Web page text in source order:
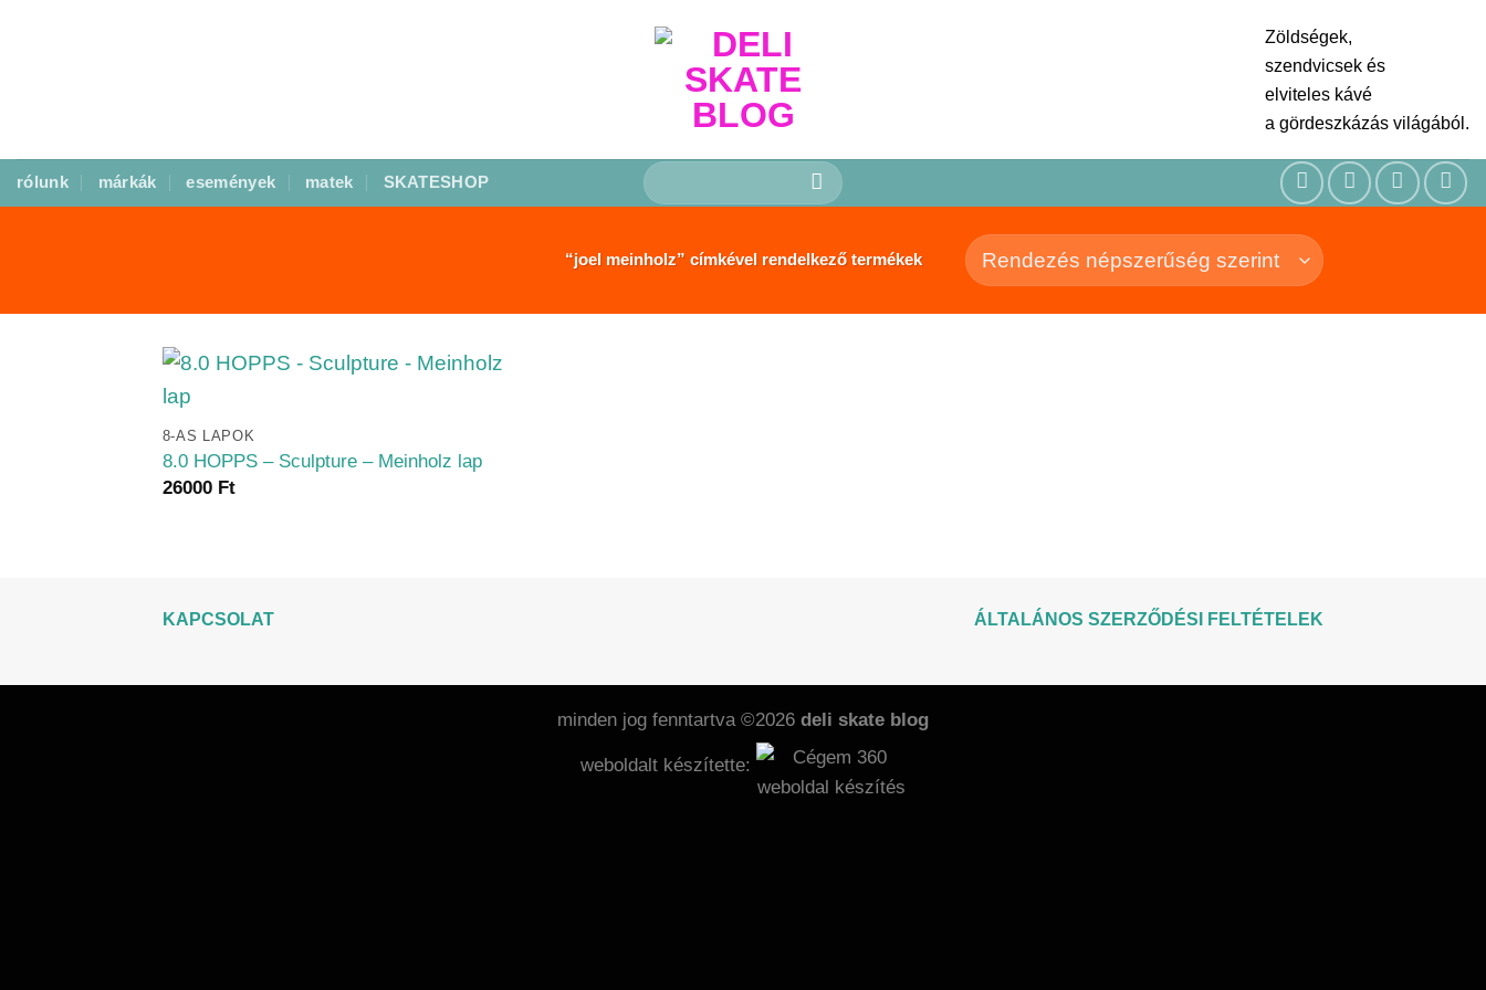
Zöldségek,
szendvicsek és
elviteles kávé
a gördeszkázás világából.
rólunk márkák események matek SKATESHOP
Keresés
a
“joel meinholz” címkével rendelkező termékek
8-AS LAPOK
8.0 HOPPS – Sculpture – Meinholz lap
26000 Ft
KAPCSOLAT ÁLTALÁNOS SZERZŐDÉSI FELTÉTELEK
minden jog fenntartva ©2026 deli skate blog
weboldalt készítette: